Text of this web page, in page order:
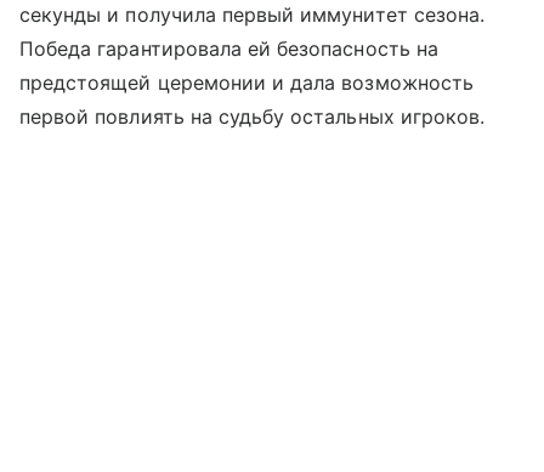
секунды и получила первый иммунитет сезона.
Победа гарантировала ей безопасность на
предстоящей церемонии и дала возможность
первой повлиять на судьбу остальных игроков.